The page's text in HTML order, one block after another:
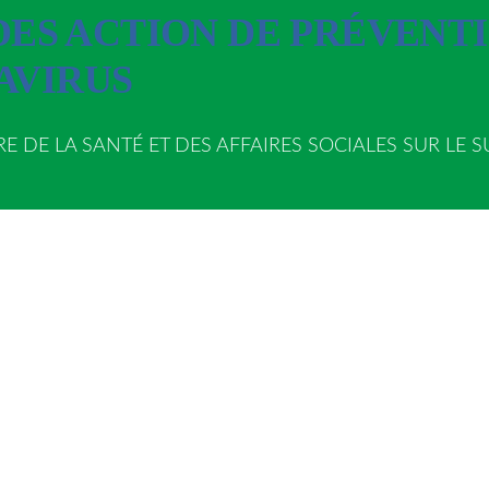
ACTION DE
DE LA SANTÉ ET DES AFFAIRES SOCIALES SUR LE